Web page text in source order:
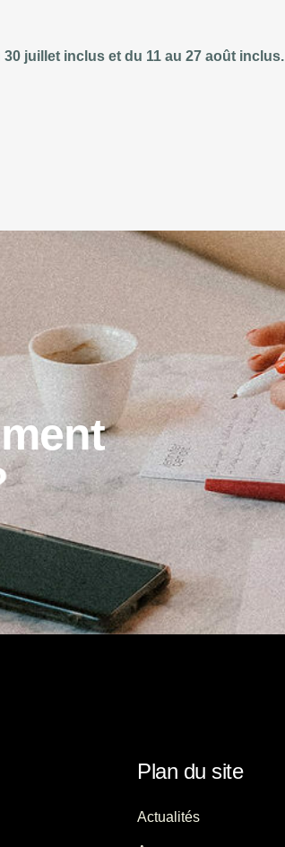
juillet inclus et du 11 au 27 août inclus.
ment
Plan du site
Actualités